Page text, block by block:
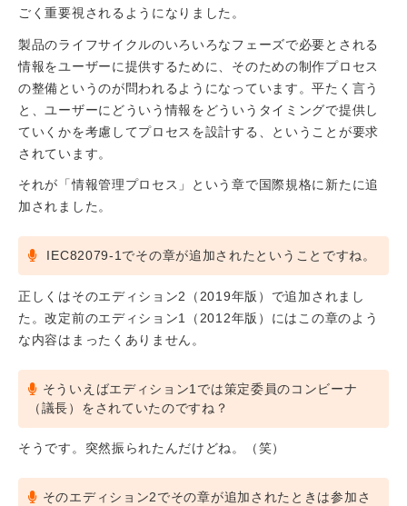
ごく重要視されるようになりました。
製品のライフサイクルのいろいろなフェーズで必要とされる
情報をユーザーに提供するために、そのための制作プロセス
の整備というのが問われるようになっています。平たく言う
と、ユーザーにどういう情報をどういうタイミングで提供し
ていくかを考慮してプロセスを設計する、ということが要求
されています。
それが「情報管理プロセス」という章で国際規格に新たに追
加されました。
IEC82079-1でその章が追加されたということですね。
正しくはそのエディション2（2019年版）で追加されまし
た。改定前のエディション1（2012年版）にはこの章のよう
な内容はまったくありません。
そういえばエディション1では策定委員のコンビーナ
（議長）をされていたのですね？
そうです。突然振られたんだけどね。（笑）
そのエディション2でその章が追加されたときは参加さ